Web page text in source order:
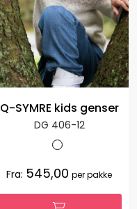
Q-SYMRE kids genser
DG 406-12
Fra: 545,00 per pakke